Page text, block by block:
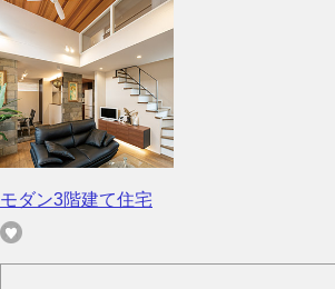
モダン3階建て住宅